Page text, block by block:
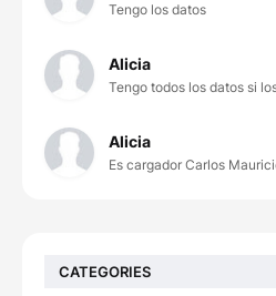
Tengo los datos
Alicia
Tengo todos los datos si
Alicia
Es cargador Carlos
CATEGORIES